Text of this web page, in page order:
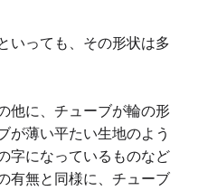
いっても、その形状は多
他に、チューブが輪の形
が薄い平たい生地のよう
字になっているものなど
有無と同様に、チューブ